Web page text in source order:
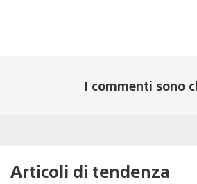
I commenti sono
Articoli di tendenza